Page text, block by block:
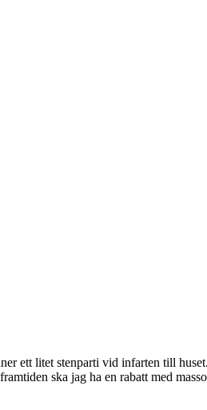
ett litet stenparti vid infarten till
ska jag ha en rabatt med